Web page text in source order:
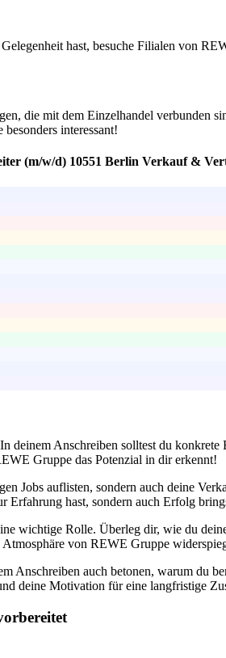
hast, besuche Filialen von
die mit dem Einzelhandel verbunden
interessant!
(m/w/d) 10551 Berlin Verkauf &
deinem Anschreiben solltest du
Gruppe das Potenzial in dir erkennt!
Jobs auflisten, sondern auch deine
Erfahrung hast, sondern auch Erfolg
wichtige Rolle. Überleg dir, wie du
von REWE Gruppe
Anschreiben auch betonen, warum du
deine Motivation für eine langfristige